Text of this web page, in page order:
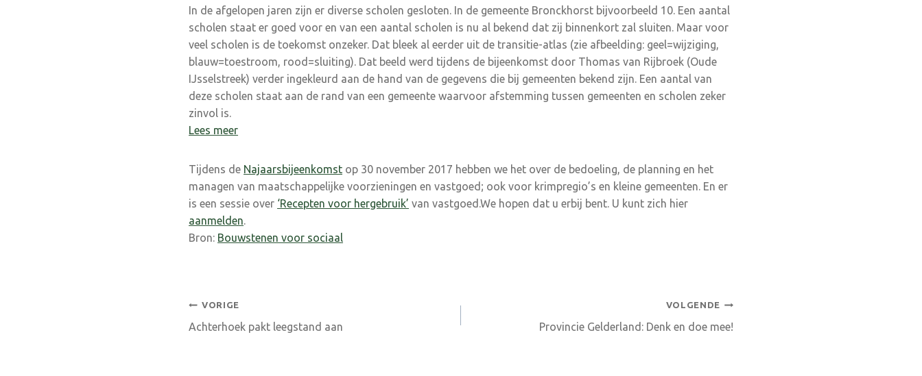
In de afgelopen jaren zijn er diverse scholen gesloten. In de gemeente Bronckhorst bijvoorbeeld 10. Een aantal
scholen staat er goed voor en van een aantal scholen is nu al bekend dat zij binnenkort zal sluiten. Maar voor
veel scholen is de toekomst onzeker. Dat bleek al eerder uit de transitie-atlas (zie afbeelding: geel=wijziging,
blauw=toestroom, rood=sluiting). Dat beeld werd tijdens de bijeenkomst door Thomas van Rijbroek (Oude
IJsselstreek) verder ingekleurd aan de hand van de gegevens die bij gemeenten bekend zijn. Een aantal van
deze scholen staat aan de rand van een gemeente waarvoor afstemming tussen gemeenten en scholen zeker
zinvol is.
Lees meer
Tijdens de Najaarsbijeenkomst op 30 november 2017 hebben we het over de bedoeling, de planning en het
managen van maatschappelijke voorzieningen en vastgoed; ook voor krimpregio’s en kleine gemeenten. En er
is een sessie over ‘Recepten voor hergebruik’ van vastgoed.We hopen dat u erbij bent. U kunt zich hier
aanmelden.
Bron: Bouwstenen voor sociaal
Bericht
navigatie
VORIGE
Achterhoek pakt leegstand aan
VOLGENDE
Provincie Gelderland: Denk en doe mee!